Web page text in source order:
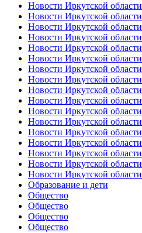
Новости Иркутской области
Новости Иркутской области
Новости Иркутской области
Новости Иркутской области
Новости Иркутской области
Новости Иркутской области
Новости Иркутской области
Новости Иркутской области
Новости Иркутской области
Новости Иркутской области
Новости Иркутской области
Новости Иркутской области
Новости Иркутской области
Новости Иркутской области
Новости Иркутской области
Новости Иркутской области
Новости Иркутской области
Образование и дети
Общество
Общество
Общество
Общество